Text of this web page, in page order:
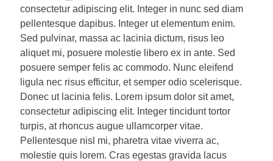
consectetur adipiscing elit. Integer in nunc sed diam
pellentesque dapibus. Integer ut elementum enim.
Sed pulvinar, massa ac lacinia dictum, risus leo
aliquet mi, posuere molestie libero ex in ante. Sed
posuere semper felis ac commodo. Nunc eleifend
ligula nec risus efficitur, et semper odio scelerisque.
Donec ut lacinia felis. Lorem ipsum dolor sit amet,
consectetur adipiscing elit. Integer tincidunt tortor
turpis, at rhoncus augue ullamcorper vitae.
Pellentesque nisl mi, pharetra vitae viverra ac,
molestie quis lorem. Cras egestas gravida lacus